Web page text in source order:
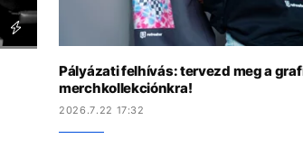
Pályázati felhívás: tervezd meg a
merchkollekciónkra!
2026.7.22 17:32